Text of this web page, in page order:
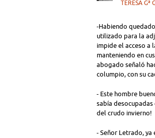
TERESA Gª
-Habiendo
utilizado para la
impide el acceso a
manteniendo en
abogado señaló
columpio, con su
- Este hombre
sabía
del crudo invierno!
- Señor Letrado, ya